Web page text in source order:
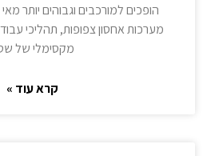
הופכים למורכבים וגבוהים יותר
מערכות אחסון צפופות, תהליכי
מקסימלי של
קרא עוד »